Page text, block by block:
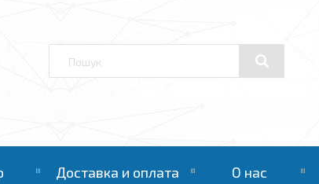
Доставка и оплата О нас